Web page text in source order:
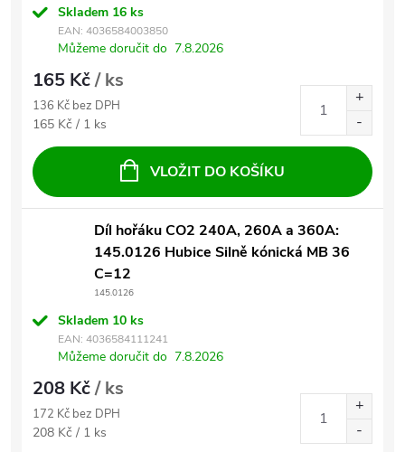
Skladem 16 ks
EAN: 4036584003850
Můžeme doručit do 7.8.2026
165 Kč/ ks
136 Kč bez DPH
Měrná cena:
165 Kč / 1 ks
VLOŽIT DO KOŠÍKU
Díl hořáku CO2 240A, 260A a 360A:
145.0126 Hubice Silně kónická MB 36
C=12
145.0126
Skladem 10 ks
EAN: 4036584111241
Můžeme doručit do 7.8.2026
208 Kč/ ks
172 Kč bez DPH
Měrná cena:
208 Kč / 1 ks